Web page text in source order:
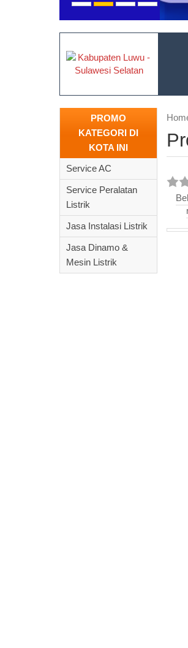
PROMO
KATEGORI DI
KOTA INI
Service AC
Service Peralatan
Listrik
Jasa Instalasi Listrik
Jasa Dinamo &
Mesin Listrik